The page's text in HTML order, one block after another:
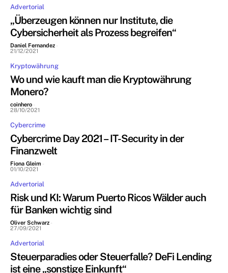
Advertorial
„Überzeugen können nur Institute, die
Cybersicherheit als Prozess begreifen“
Daniel Fernandez -
21/12/2021
Kryptowährung
Wo und wie kauft man die Kryptowährung
Monero?
coinhero -
28/10/2021
Cybercrime
Cybercrime Day 2021 – IT-Security in der
Finanzwelt
Fiona Gleim -
01/10/2021
Advertorial
Risk und KI: Warum Puerto Ricos Wälder auch
für Banken wichtig sind
Oliver Schwarz -
27/09/2021
Advertorial
Steuerparadies oder Steuerfalle? DeFi Lending
ist eine „sonstige Einkunft“